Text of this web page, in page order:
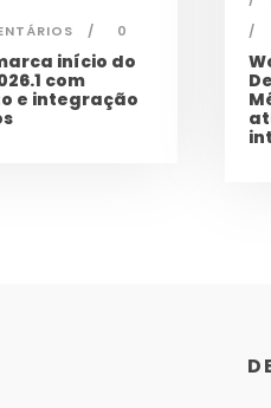
0
início do
com
e integração